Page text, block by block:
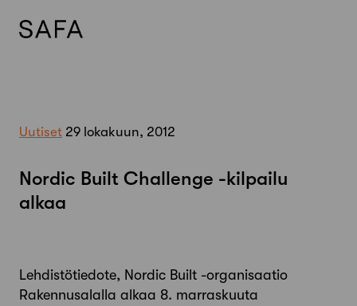
Uutiset 29 lokakuun, 2012
Nordic Built Challenge -kilpailu
alkaa
Lehdistötiedote, Nordic Built -organisaatio
Rakennusalalla alkaa 8. marraskuuta